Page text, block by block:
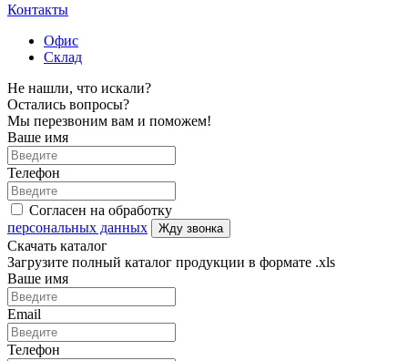
Контакты
Офис
Склад
Не нашли, что искали?
Остались вопросы?
Мы перезвоним вам и поможем!
Ваше имя
Телефон
Согласен на обработку
персональных данных
Жду звонка
Скачать каталог
Загрузите полный каталог продукции в формате .xls
Ваше имя
Email
Телефон